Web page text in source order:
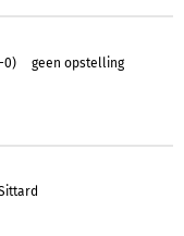
0) geen opstelling